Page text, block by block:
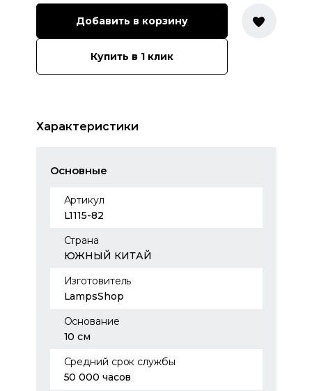
Добавить в корзину
Купить в 1 клик
Характеристики
Основные
Артикул
L1115-82
Страна
ЮЖНЫЙ КИТАЙ
Изготовитель
LampsShop
Основание
10 см
Средний срок службы
50 000 часов